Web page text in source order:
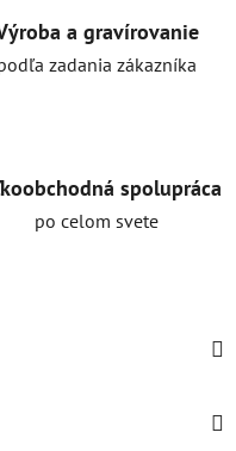
a gravírovanie
zadania zákazníka
spolupráca
po celom svete